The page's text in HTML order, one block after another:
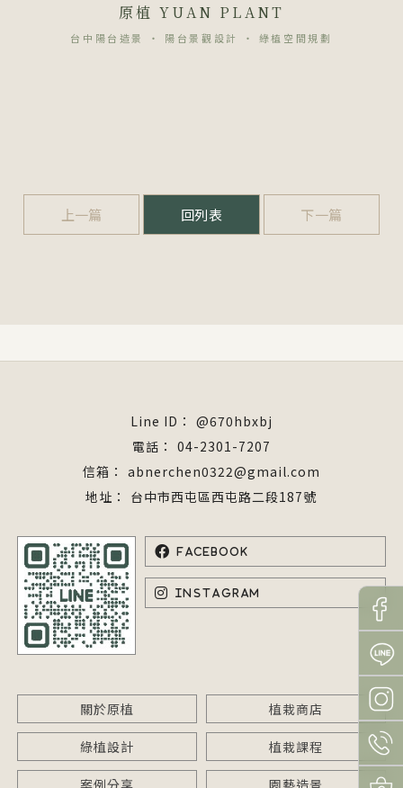
原植 YUAN PLANT
台中陽台造景 ・ 陽台景觀設計 ・ 綠植空間規劃
上一篇 回列表 下一篇
@670hbxbj
04-2301-7207
abnerchen0322@gmail.com
台中市西屯區西屯路二段187號
關於原植 植栽商店
綠植設計 植栽課程
案例分享 園藝造景